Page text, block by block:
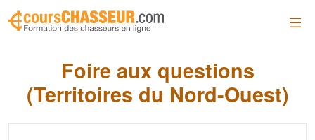
Skip to main content
Foire aux questions
(Territoires du Nord-Ouest)